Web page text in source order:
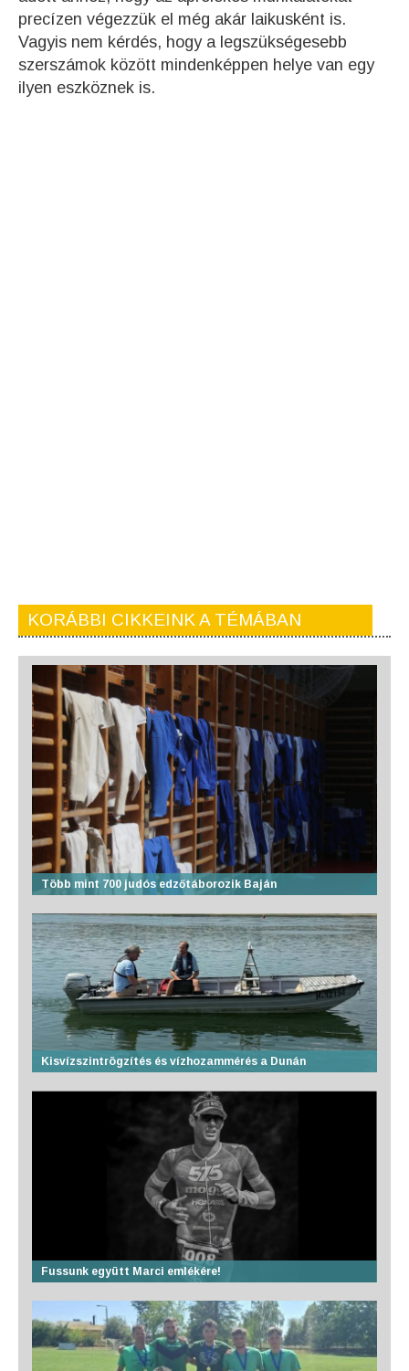
precízen végezzük el még akár laikusként is.
Vagyis nem kérdés, hogy a legszükségesebb
szerszámok között mindenképpen helye van egy
ilyen eszköznek is.
KORÁBBI CIKKEINK A TÉMÁBAN
Több mint 700 judós edzőtáborozik Baján
Kisvízszintrögzítés és vízhozammérés a Dunán
Fussunk együtt Marci emlékére!